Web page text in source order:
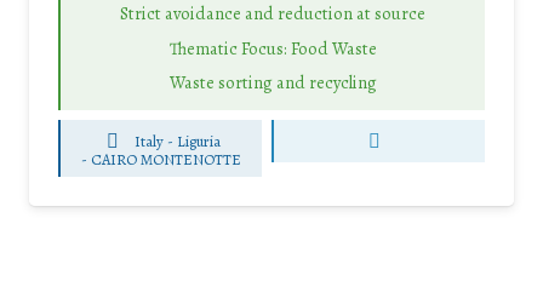
Strict avoidance and reduction at source
Thematic Focus: Food Waste
Waste sorting and recycling
Italy - Liguria
- CAIRO MONTENOTTE